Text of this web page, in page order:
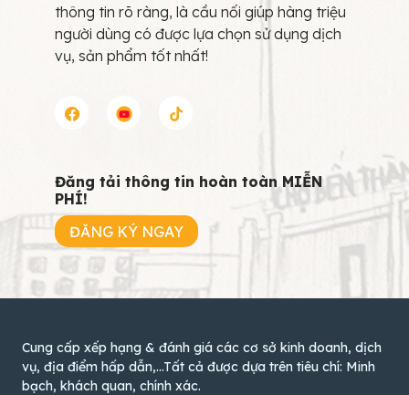
thông tin rõ ràng, là cầu nối giúp hàng triệu
người dùng có được lựa chọn sử dụng dịch
vụ, sản phẩm tốt nhất!
Đăng tải thông tin hoàn toàn MIỄN
PHÍ!
ĐĂNG KÝ NGAY
Cung cấp xếp hạng & đánh giá các cơ sở kinh doanh, dịch
vụ, địa điểm hấp dẫn,...Tất cả được dựa trên tiêu chí: Minh
bạch, khách quan, chính xác.